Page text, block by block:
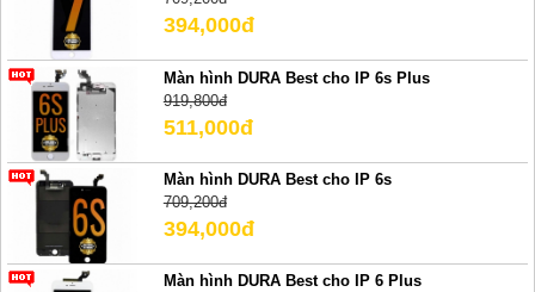
394,000đ
Màn hình DURA Best cho IP 6s Plus
919,800đ
511,000đ
Màn hình DURA Best cho IP 6s
709,200đ
394,000đ
Màn hình DURA Best cho IP 6 Plus